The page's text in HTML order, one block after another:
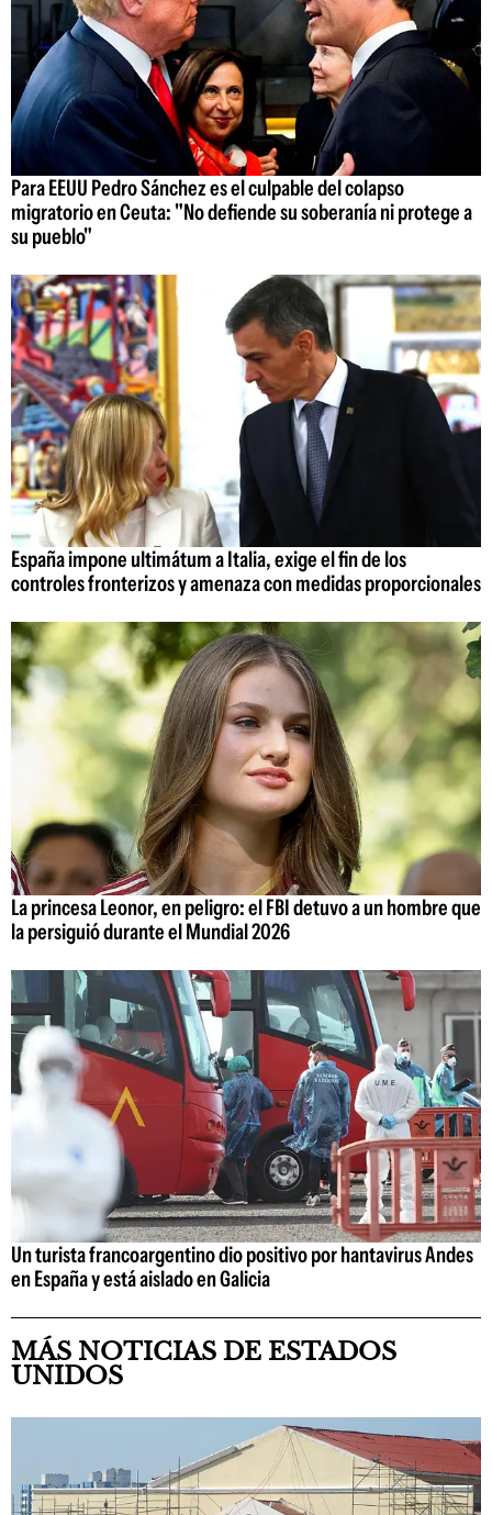
Para EEUU Pedro Sánchez es el culpable del colapso
migratorio en Ceuta: "No defiende su soberanía ni protege a
su pueblo"
España impone ultimátum a Italia, exige el fin de los
controles fronterizos y amenaza con medidas proporcionales
La princesa Leonor, en peligro: el FBI detuvo a un hombre que
la persiguió durante el Mundial 2026
Un turista francoargentino dio positivo por hantavirus Andes
en España y está aislado en Galicia
MÁS NOTICIAS DE ESTADOS
UNIDOS